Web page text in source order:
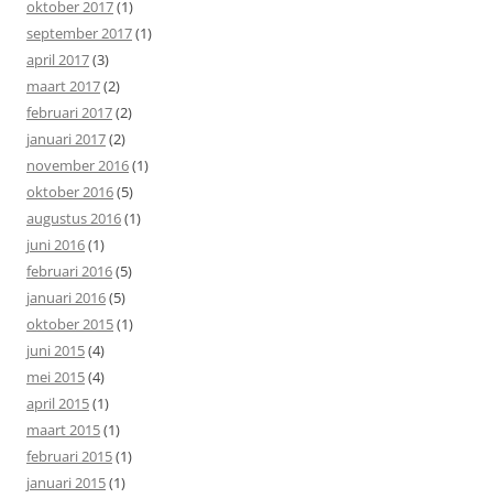
oktober 2017(1)
september 2017(1)
april 2017(3)
maart 2017(2)
februari 2017(2)
januari 2017(2)
november 2016(1)
oktober 2016(5)
augustus 2016(1)
juni 2016(1)
februari 2016(5)
januari 2016(5)
oktober 2015(1)
juni 2015(4)
mei 2015(4)
april 2015(1)
maart 2015(1)
februari 2015(1)
januari 2015(1)